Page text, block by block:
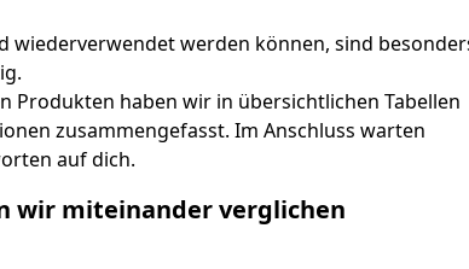
wiederverwendet werden können, sind
Produkten haben wir in übersichtlichen Tabellen
zusammengefasst. Im Anschluss warten
auf dich.
wir miteinander verglichen